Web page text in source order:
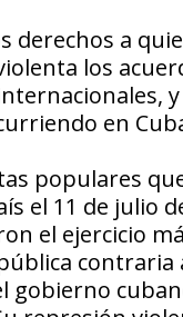
derechos a
los
y
en
populares
el 11 de julio
el ejercicio
contraria
gobierno